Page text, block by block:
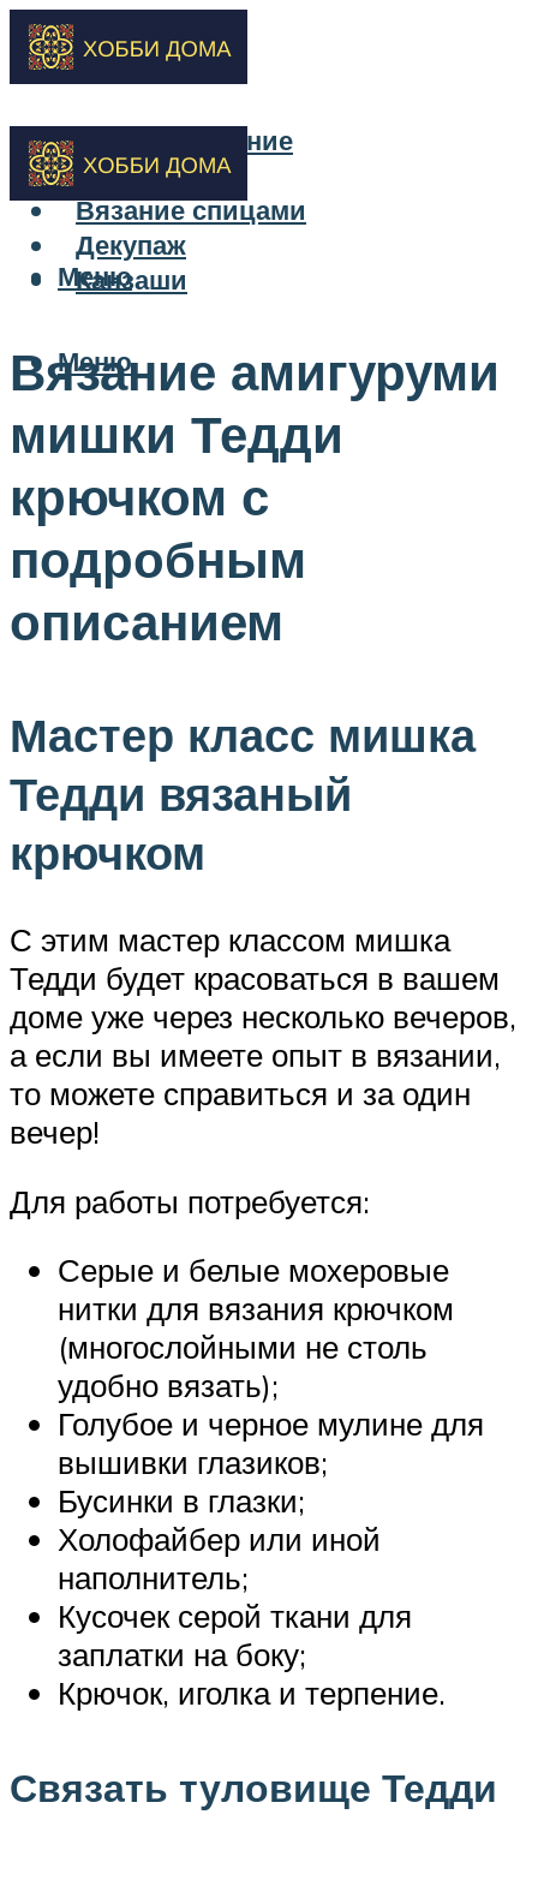
Бисероплетение
Вышивка
Вязание спицами
Декупаж
Канзаши
Меню
Меню
Вязание амигуруми
мишки Тедди
крючком с
подробным
описанием
Мастер класс мишка
Тедди вязаный
крючком
С этим мастер классом мишка
Тедди будет красоваться в вашем
доме уже через несколько вечеров,
а если вы имеете опыт в вязании,
то можете справиться и за один
вечер!
Для работы потребуется:
Серые и белые мохеровые
нитки для вязания крючком
(многослойными не столь
удобно вязать);
Голубое и черное мулине для
вышивки глазиков;
Бусинки в глазки;
Холофайбер или иной
наполнитель;
Кусочек серой ткани для
заплатки на боку;
Крючок, иголка и терпение.
Связать туловище Тедди